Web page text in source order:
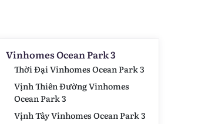
Vinhomes Ocean Park 3
Thời Đại Vinhomes Ocean Park 3
Vịnh Thiên Đường Vinhomes
Ocean Park 3
Vịnh Tây Vinhomes Ocean Park 3